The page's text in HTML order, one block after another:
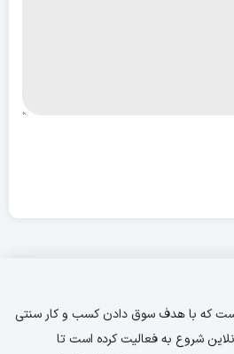
است که با هدف سوق دادن کسب و کار سنتی
شروع به فعالیت کرده است تا